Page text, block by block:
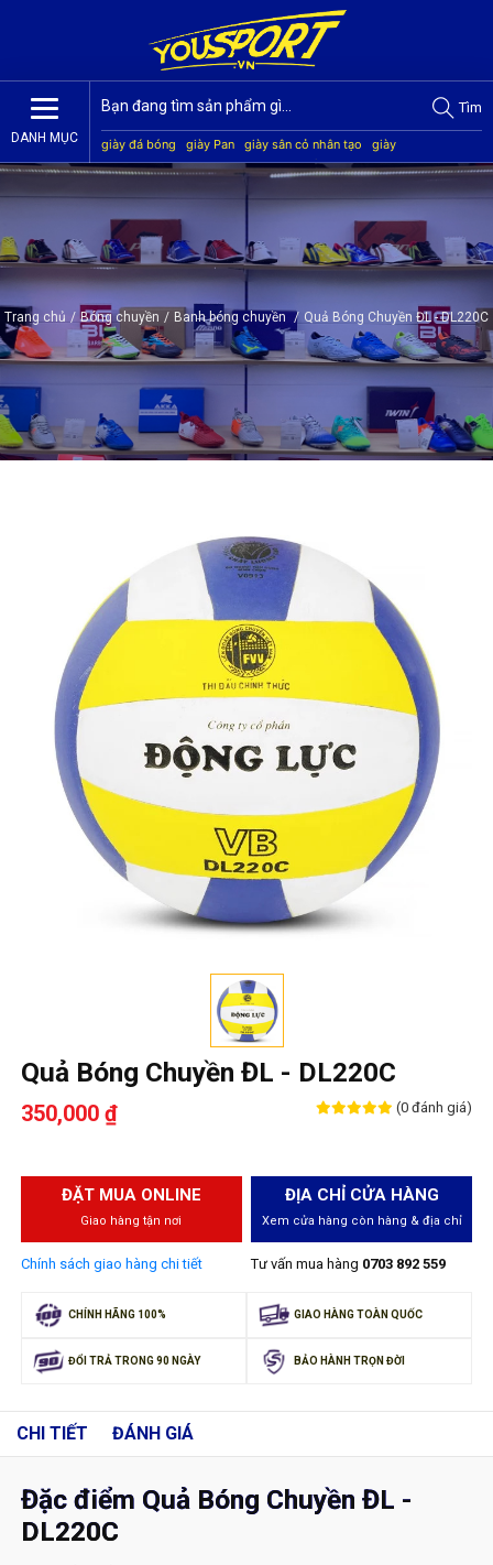
DANH MỤC
Tìm
giày đá bóng giày Pan giày sân cỏ nhân tạo
giày
Jogarbola
giày Mitre giày Akka quần áo bóng đá
giày
Trang chủ / Bóng chuyền / Banh bóng chuyền / Quả Bóng Chuyền ĐL - DL220C
Quả Bóng Chuyền ĐL - DL220C
350,000 ₫ (0 đánh giá)
ĐẶT MUA ONLINE
Giao hàng tận nơi
Chính sách giao hàng chi tiết
ĐỊA CHỈ CỬA HÀNG
Xem cửa hàng còn hàng & địa chỉ
Tư vấn mua hàng 0703 892 559
CHÍNH HÃNG 100% GIAO HÀNG TOÀN QUỐC
ĐỔI TRẢ TRONG 90 NGÀY BẢO HÀNH TRỌN ĐỜI
CHI TIẾT ĐÁNH GIÁ
Đặc điểm Quả Bóng Chuyền ĐL -
DL220C